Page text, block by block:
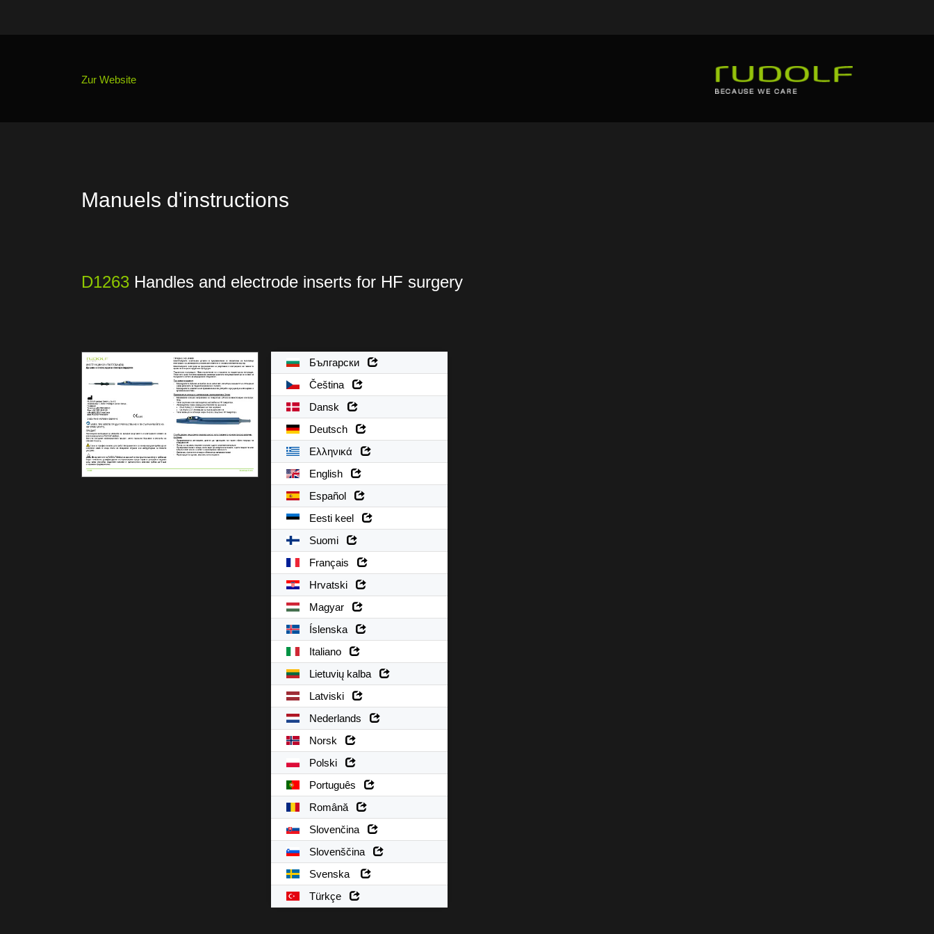
Zur Website
Manuels d'instructions
D1263 Handles and electrode inserts for HF surgery
Български
Čeština
Dansk
Deutsch
Ελληνικά
English
Español
Eesti keel
Suomi
Français
Hrvatski
Magyar
Íslenska
Italiano
Lietuvių kalba
Latviski
Nederlands
Norsk
Polski
Português
Română
Slovenčina
Slovenščina
Svenska
Türkçe